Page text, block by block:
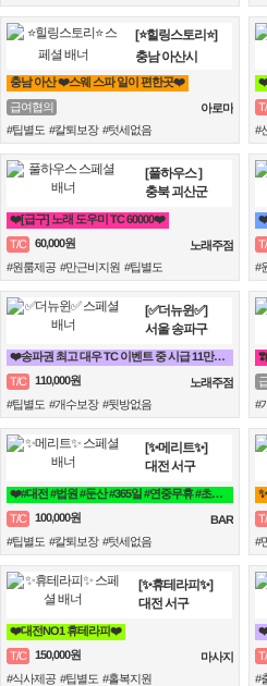
[⭐힐링스토리⭐]
충남 아산시
충남 아산 ❤️스웨 스파 일이 편한곳❤️
급여협의
아로마
#팁별도 #칼퇴보장 #텃세없음
#
[풀하우스 ]
충북 괴산군
❤️[급구] 노래 도우미 TC 60000❤️
T/C
60,000원
노래주점
#원룸제공 #만근비지원 #팁별도
#
[✅더뉴윈✅]
서울 송파구
❤️송파권 최고 대우 TC 이벤트 중 시급 11만원❤️
T/C
110,000원
노래주점
#팁별도 #개수보장 #뒷방없음
#
[✨메리트✨]
대전 서구
❤️#대전 #법원 #둔산 #365일 #연중무휴 #초보자환영 #당일지급 #텃세❤️
T/C
100,000원
BAR
#팁별도 #칼퇴보장 #텃세없음
#
[✨휴테라피✨]
대전 서구
❤️대전NO1 휴테라피❤️
T/C
150,000원
마사지
#식사제공 #팁별도 #홀복지원
#